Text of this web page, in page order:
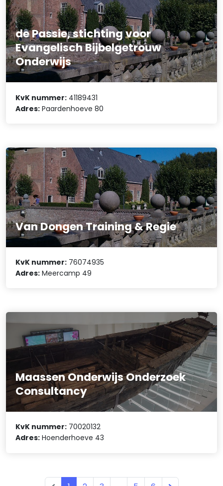
de Passie, stichting voor
Evangelisch Bijbelgetrouw
Onderwijs
KvK nummer: 41189431
Adres: Paardenhoeve 80
Van Dongen Training & Regie
KvK nummer: 76074935
Adres: Meercamp 49
Maassen Onderwijs Onderzoek
Consultancy
KvK nummer: 70020132
Adres: Hoenderhoeve 43